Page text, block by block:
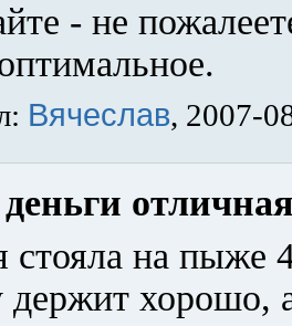
- не
Вячеслав, 2007-
деньги
на пыже
держит хорошо,